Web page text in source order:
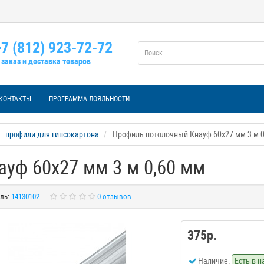
(812) 923-72-72
заказ и доставка товаров
ПРОГРАММА ЛОЯЛЬНОСТИ
профили для гипсокартона Профиль потолочный Кнауф 60х27 мм 3 м
60х27 мм 3 м 0,60 мм
14130102 0 отзывов
375р.
Наличие: Есть в